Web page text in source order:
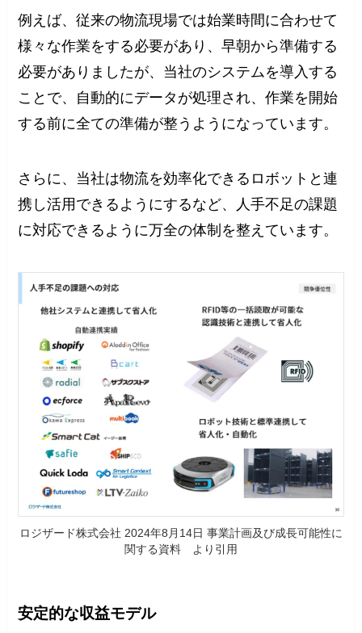
例えば、従来の物流現場では始業時間に合わせて
様々な作業をする必要があり、早朝から準備する
必要がありましたが、当社のシステムを導入する
ことで、自動的にデータが処理され、作業を開始
する前に全ての準備が整うようになっています。
さらに、当社は物流を効率化できるロボットと連
携し活用できるようにするなど、人手不足の課題
に対応できるように万全の体制を整えています。
ロジザード株式会社 2024年8月14日 事業計画及び成長可能性に
関する資料 より引用
安定的な収益モデル